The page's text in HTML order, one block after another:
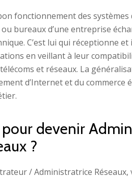
fonctionnement des
bureaux d’une entreprise
C’est lui qui réceptionne
en veillant à leur
et réseaux. La
d’Internet et du commerce
pour devenir
?
/ Administratrice Réseaux,